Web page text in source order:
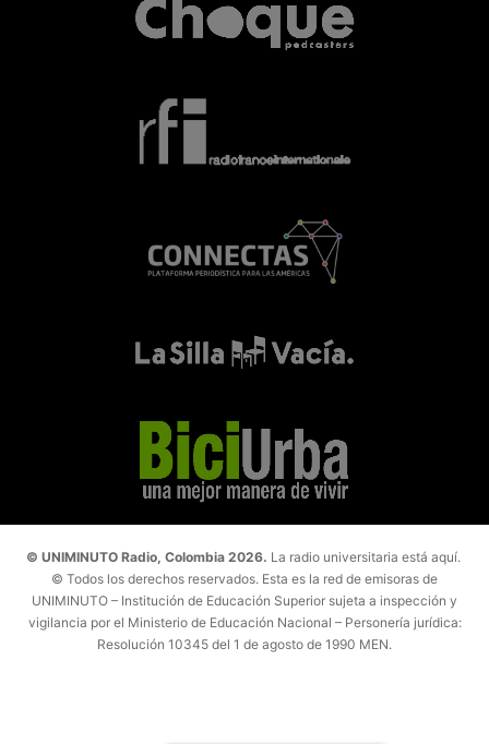
© UNIMINUTO Radio, Colombia 2026. La radio universitaria está aquí.
© Todos los derechos reservados. Esta es la red de emisoras de
UNIMINUTO – Institución de Educación Superior sujeta a inspección y
vigilancia por el Ministerio de Educación Nacional – Personería jurídica:
Resolución 10345 del 1 de agosto de 1990 MEN.